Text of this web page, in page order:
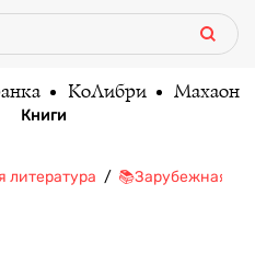
КоЛибри Махаон
Книги
литература 📚Зарубежная